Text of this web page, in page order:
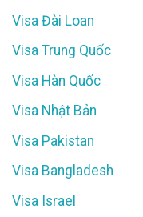
Visa Đài Loan
Visa Trung Quốc
Visa Hàn Quốc
Visa Nhật Bản
Visa Pakistan
Visa Bangladesh
Visa Israel